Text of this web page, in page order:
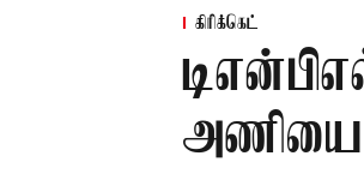
கிரிக்கெட்
அணியை